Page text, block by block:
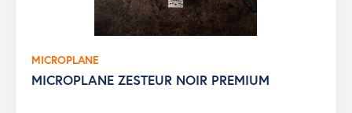
MICROPLANE
MICROPLANE ZESTEUR NOIR PREMIUM